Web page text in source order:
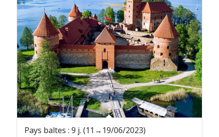
Pays baltes : 9 j. (11→19/06/2023)